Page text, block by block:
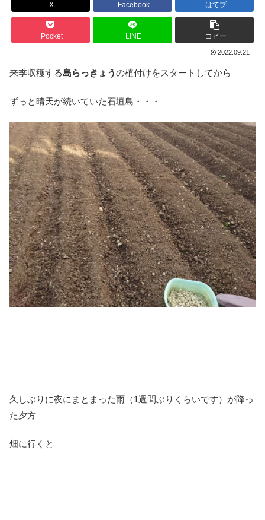
X Facebook はてブ
Pocket LINE コピー
2022.09.21
来季収穫する島らっきょうの植付けをスタートしてから
ずっと晴天が続いていた石垣島・・・
久しぶりに夜にまとまった雨（1週間ぶりくらいです）が降っ
た夕方
畑に行くと